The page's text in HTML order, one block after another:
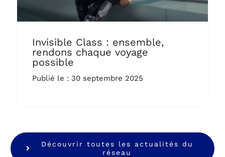
Invisible Class : ensemble,
rendons chaque voyage
possible
Publié le : 30 septembre 2025
Découvrir toutes les actualités du
réseau